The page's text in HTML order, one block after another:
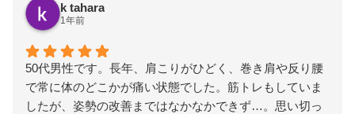
k tahara
1年前
50代男性です。長年、肩こりがひどく、巻き肩や反り腰
で常に体のどこかが痛い状態でした。筋トレもしていま
したが、姿勢の改善まではなかなかできず…。思い切っ